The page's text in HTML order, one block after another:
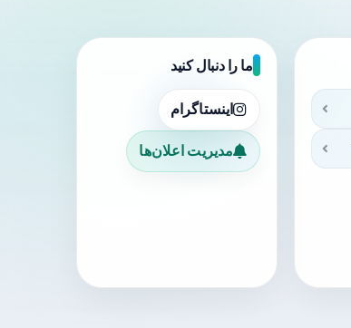
ما را دنبال کنید
اینستاگرام
مدیریت اعلان‌ها